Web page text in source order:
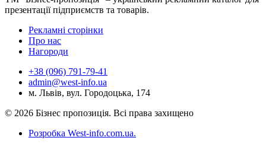
презентації підприємств та товарів.
Рекламні сторінки
Про нас
Нагороди
+38 (096) 791-79-41
admin@west-info.ua
м. Львів, вул. Городоцька, 174
© 2026 Бізнес пропозиція. Всі права захищено
Розробка West-info.com.ua.